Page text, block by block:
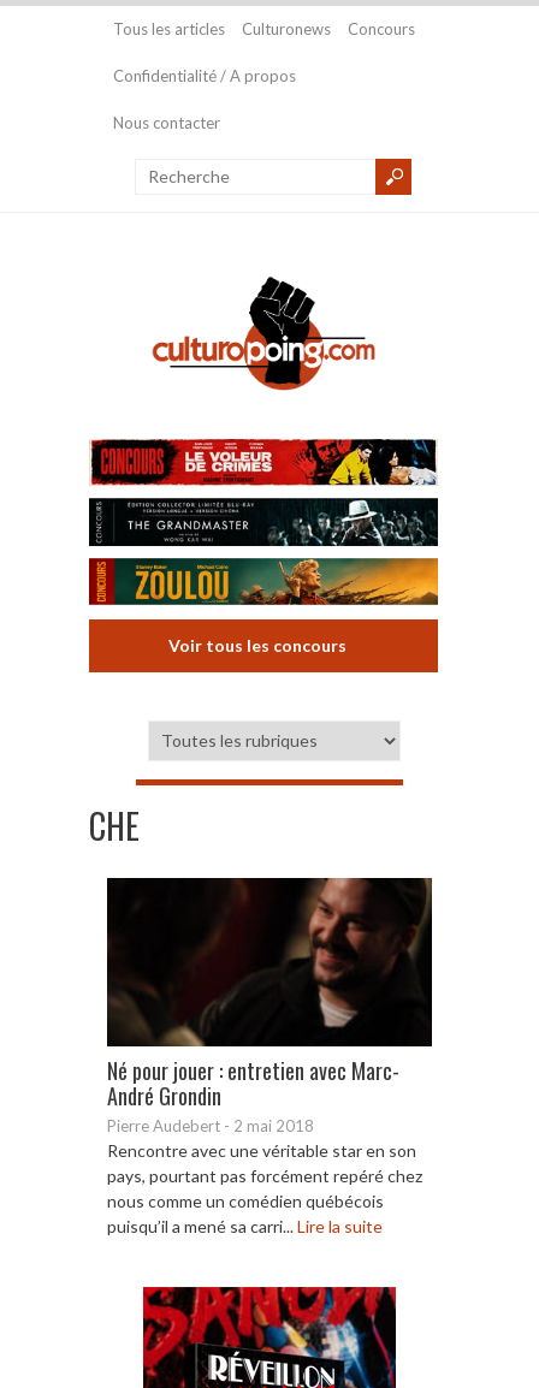
Tous les articles Culturonews Concours
Confidentialité / A propos
Nous contacter
Voir tous les concours
CHE
Né pour jouer : entretien avec Marc-
André Grondin
Pierre Audebert - 2 mai 2018
Rencontre avec une véritable star en son
pays, pourtant pas forcément repéré chez
nous comme un comédien québécois
puisqu’il a mené sa carri...Lire la suite